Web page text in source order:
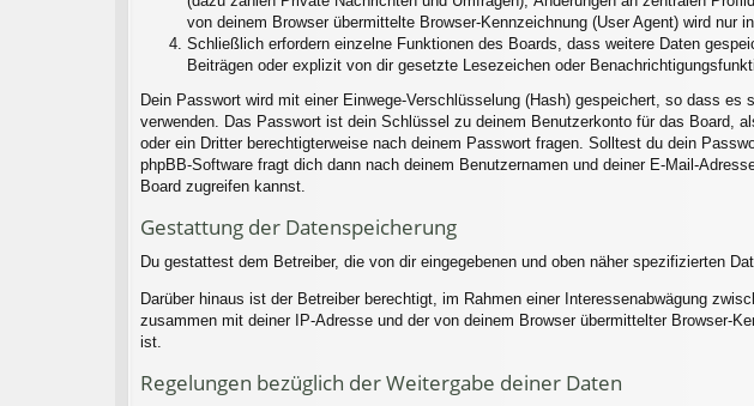
von deinem Browser übermittelte Browser-Kennzeichnung (User Agent) wird nur
Schließlich erfordern einzelne Funktionen des Boards, dass weitere Daten
Beiträgen oder explizit von dir gesetzte Lesezeichen oder
Dein Passwort wird mit einer Einwege-Verschlüsselung (Hash) gespeichert, so dass
verwenden. Das Passwort ist dein Schlüssel zu deinem Benutzerkonto für das Board,
oder ein Dritter berechtigterweise nach deinem Passwort fragen. Solltest du dein
phpBB-Software fragt dich dann nach deinem Benutzernamen und deiner E-Mail-
Board zugreifen kannst.
Gestattung der Datenspeicherung
Du gestattest dem Betreiber, die von dir eingegebenen und oben näher spezifizierten
Darüber hinaus ist der Betreiber berechtigt, im Rahmen einer Interessenabwägung
zusammen mit deiner IP-Adresse und der von deinem Browser übermittelter Browser-
ist.
Regelungen bezüglich der Weitergabe deiner Daten